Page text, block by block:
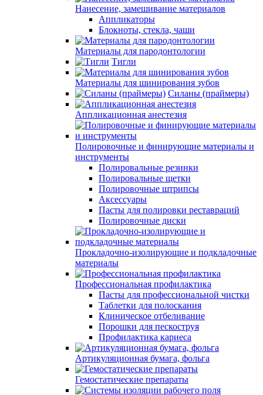
Нанесение, замешивание материалов
Аппликаторы
Блокноты, стекла, чаши
Материалы для пародонтологии
Тигли
Материалы для шинирования зубов
Силаны (праймеры)
Аппликационная анестезия
Полировочные и финирующие материалы и
инструменты
Полировальные резинки
Полировальные щетки
Полировочные штрипсы
Аксессуары
Пасты для полировки реставраций
Полировочные диски
Прокладочно-изолирующие и подкладочные
материалы
Профессиональная профилактика
Пасты для профессиональной чистки
Таблетки для полоскания
Клиническое отбеливание
Порошки для пескоструя
Профилактика кариеса
Артикуляционная бумага, фольга
Гемостатические препараты